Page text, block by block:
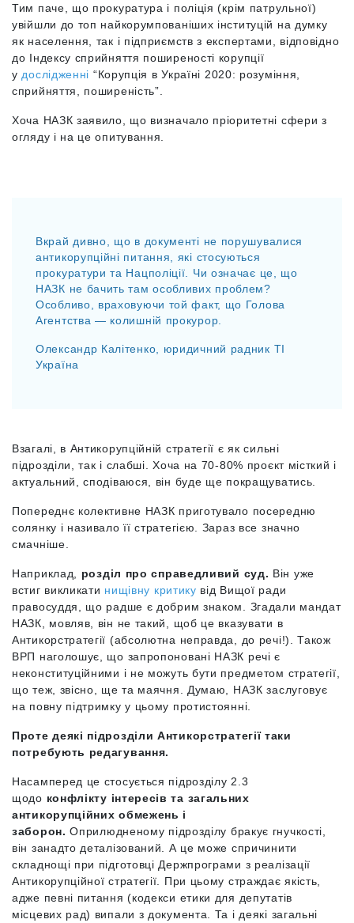
Тим паче, що прокуратура і поліція (крім патрульної)
увійшли до топ найкорумпованіших інституцій на думку
як населення, так і підприємств з експертами, відповідно
до Індексу сприйняття поширеності корупції
у дослідженні “Корупція в Україні 2020: розуміння,
сприйняття, поширеність”.
Хоча НАЗК заявило, що визначало пріоритетні сфери з
огляду і на це опитування.
Вкрай дивно, що в документі не порушувалися
антикорупційні питання, які стосуються
прокуратури та Нацполіції. Чи означає це, що
НАЗК не бачить там особливих проблем?
Особливо, враховуючи той факт, що Голова
Агентства — колишній прокурор.
Олександр Калітенко, юридичний радник ТІ
Україна
Взагалі, в Антикорупційній стратегії є як сильні
підрозділи, так і слабші. Хоча на 70-80% проєкт місткий і
актуальний, сподіваюся, він буде ще покращуватись.
Попереднє колективне НАЗК приготувало посередню
солянку і називало її стратегією. Зараз все значно
смачніше.
Наприклад, розділ про справедливий суд. Він уже
встиг викликати нищівну критику від Вищої ради
правосуддя, що радше є добрим знаком. Згадали мандат
НАЗК, мовляв, він не такий, щоб це вказувати в
Антикорстратегії (абсолютна неправда, до речі!). Також
ВРП наголошує, що запропоновані НАЗК речі є
неконституційними і не можуть бути предметом стратегії,
що теж, звісно, ще та маячня. Думаю, НАЗК заслуговує
на повну підтримку у цьому протистоянні.
Проте деякі підрозділи Антикорстратегії таки
потребують редагування.
Насамперед це стосується підрозділу 2.3
щодо конфлікту інтересів та загальних
антикорупційних обмежень і
заборон.Оприлюдненому підрозділу бракує гнучкості,
він занадто деталізований. А це може спричинити
складнощі при підготовці Держпрограми з реалізації
Антикорупційної стратегії. При цьому страждає якість,
адже певні питання (кодекси етики для депутатів
місцевих рад) випали з документа. Та і деякі загальні